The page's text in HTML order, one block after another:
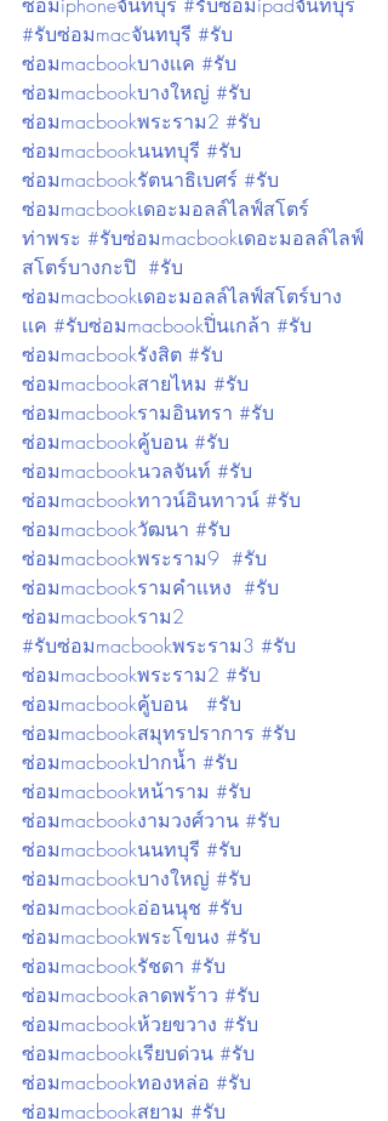
#รับซ่อมmacจันทบุรี #รับ
ซ่อมmacbookบางเเค #รับ
ซ่อมmacbookบางใหญ่ #รับ
ซ่อมmacbookพระราม2 #รับ
ซ่อมmacbookนนทบุรี #รับ
ซ่อมmacbookรัตนาธิเบศร์ #รับ
ซ่อมmacbookเดอะมอลล์ไลฟ์สโตร์
ท่าพระ #รับซ่อมmacbookเดอะมอลล์ไลฟ์
สโตร์บางกะปิ #รับ
ซ่อมmacbookเดอะมอลล์ไลฟ์สโตร์บาง
เเค #รับซ่อมmacbookปิ่นเกล้า #รับ
ซ่อมmacbookรังสิต #รับ
ซ่อมmacbookสายไหม #รับ
ซ่อมmacbookรามอินทรา #รับ
ซ่อมmacbookคู้บอน #รับ
ซ่อมmacbookนวลจันท์ #รับ
ซ่อมmacbookทาวน์อินทาวน์ #รับ
ซ่อมmacbookวัฒนา #รับ
ซ่อมmacbookพระราม9 #รับ
ซ่อมmacbookรามคำเเหง #รับ
ซ่อมmacbookราม2
#รับซ่อมmacbookพระราม3 #รับ
ซ่อมmacbookพระราม2 #รับ
ซ่อมmacbookคู้บอน
#รับ
ซ่อมmacbookสมุทรปราการ #รับ
ซ่อมmacbookปากน้ำ #รับ
ซ่อมmacbookหน้าราม #รับ
ซ่อมmacbookงามวงศ์วาน #รับ
ซ่อมmacbookนนทบุรี #รับ
ซ่อมmacbookบางใหญ่ #รับ
ซ่อมmacbookอ่อนนุช #รับ
ซ่อมmacbookพระโขนง #รับ
ซ่อมmacbookรัชดา #รับ
ซ่อมmacbookลาดพร้าว #รับ
ซ่อมmacbookห้วยขวาง #รับ
ซ่อมmacbookเรียบด่วน #รับ
ซ่อมmacbookทองหล่อ #รับ
ซ่อมmacbookสยาม #รับ